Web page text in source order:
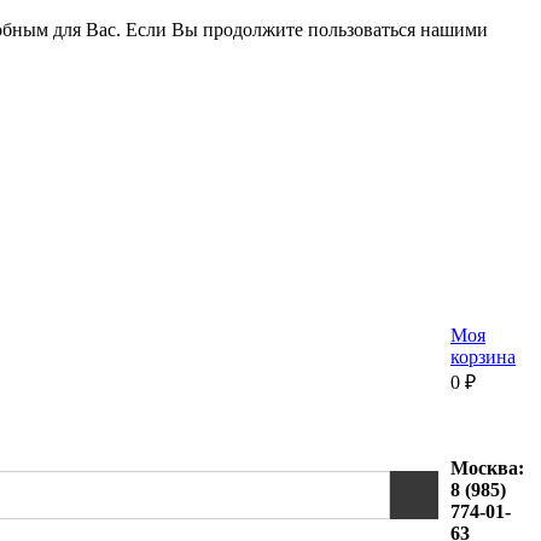
для Вас. Если Вы продолжите пользоваться нашими
Моя
корзина
0 ₽
Москва:
8 (985)
774-01-
63